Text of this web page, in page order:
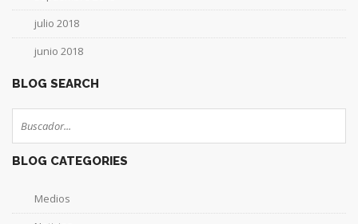
julio 2018
junio 2018
BLOG SEARCH
BLOG CATEGORIES
Medios